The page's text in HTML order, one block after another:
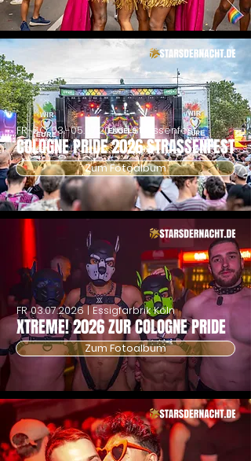
COLOGNE PRIDE 2026 STRASSENFEST
FR-SO03.-05.07.2026| Strassenfest
Zum Fotoalbum
XTREME! 2026 ZUR COLOGNE PRIDE
FR03.07.2026| Essigfarbrik Köln
Zum Fotoalbum